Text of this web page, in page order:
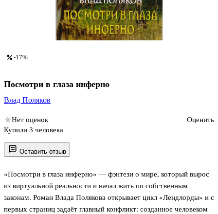
Оставить отзыв
«Посмотри в глаза инферно» — фэнтези о мире, который вырос
из виртуальной реальности и начал жить по собственным
законам. Роман Влада Полякова открывает цикл «Лендлорды» и с
первых страниц задаёт главный конфликт: созданное человеком
-17%
Посмотри в глаза инферно
Влад Поляков
Нет оценок
Оценить
Купили 3 человека